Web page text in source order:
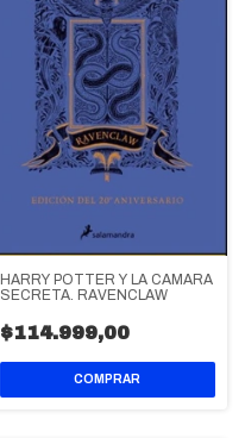
HARRY POTTER Y LA CAMARA
SECRETA. RAVENCLAW
$114.999,00